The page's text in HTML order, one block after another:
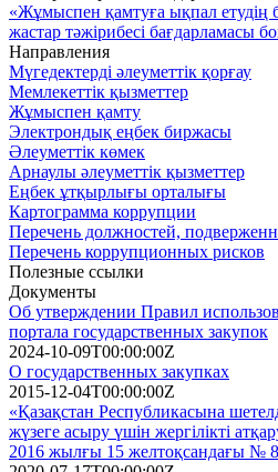
«Жұмыспен қамтуға ықпал етудің
жастар тәжірибесі бағдарламасы
Направления
Мүгедектерді әлеуметтік қорғау
Мемлекеттік қызметтер
Жұмыспен қамту
Электрондық еңбек биржасы
Әлеуметтік көмек
Арнаулы әлеуметтік қызметтер
Еңбек ұтқырлығы орталығы
Картограмма коррупции
Перечень должностей,
Перечень коррупционных рисков
Полезные ссылки
Документы
Об утверждении Правил
портала государственных закупок
2024-10-09T00:00:00Z
О государственных закупках
2015-12-04T00:00:00Z
«Қазақстан Республикасына
жүзеге асыру үшін жергілікті
2016 жылғы 15 желтоқсандағы №